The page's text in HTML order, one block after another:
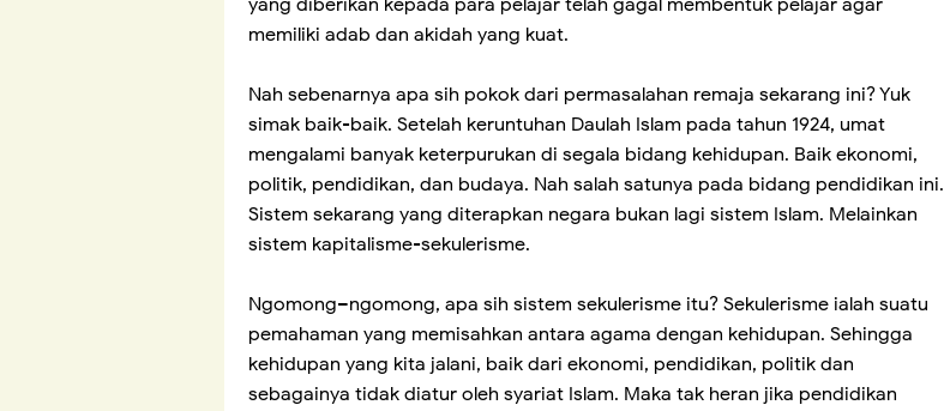
yang diberikan kepada para pelajar telah gagal membentuk pelajar agar
memiliki adab dan akidah yang kuat.
Nah sebenarnya apa sih pokok dari permasalahan remaja sekarang ini? Yuk
simak baik-baik. Setelah keruntuhan Daulah Islam pada tahun 1924, umat
mengalami banyak keterpurukan di segala bidang kehidupan. Baik ekonomi,
politik, pendidikan, dan budaya. Nah salah satunya pada bidang pendidikan ini.
Sistem sekarang yang diterapkan negara bukan lagi sistem Islam. Melainkan
sistem kapitalisme-sekulerisme.
Ngomong–ngomong, apa sih sistem sekulerisme itu? Sekulerisme ialah suatu
pemahaman yang memisahkan antara agama dengan kehidupan. Sehingga
kehidupan yang kita jalani, baik dari ekonomi, pendidikan, politik dan
sebagainya tidak diatur oleh syariat Islam. Maka tak heran jika pendidikan